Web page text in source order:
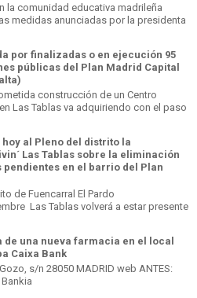
la comunidad educativa madrileña
medidas anunciadas por la presidenta
por finalizadas o en ejecución 95
públicas del Plan Madrid Capital
construcción de un Centro
Las Tablas va adquiriendo con el paso
al Pleno del distrito la
Las Tablas sobre la eliminación
pendientes en el barrio del Plan
de Fuencarral El Pardo
Las Tablas volverá a estar presente
una nueva farmacia en el local
Caixa Bank
s/n 28050 MADRID web ANTES: